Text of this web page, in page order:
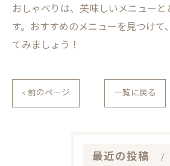
おしゃべりは、美味しいメニュー
す。おすすめのメニューを見つけて
てみましょう！
< 前のページ 一覧に戻る
最近の投稿